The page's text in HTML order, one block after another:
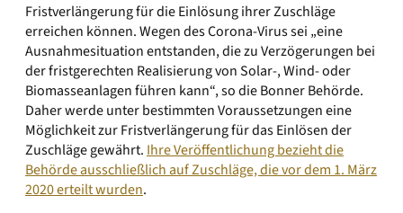
Fristverlängerung für die Einlösung ihrer Zuschläge
erreichen können. Wegen des Corona-Virus sei „eine
Ausnahmesituation entstanden, die zu Verzögerungen bei
der fristgerechten Realisierung von Solar-, Wind- oder
Biomasseanlagen führen kann“, so die Bonner Behörde.
Daher werde unter bestimmten Voraussetzungen eine
Möglichkeit zur Fristverlängerung für das Einlösen der
Zuschläge gewährt. Ihre Veröffentlichung bezieht die
Behörde ausschließlich auf Zuschläge, die vor dem 1. März
2020 erteilt wurden.